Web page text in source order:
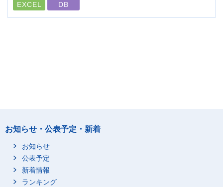
EXCEL DB
お知らせ・公表予定・新着
お知らせ
公表予定
新着情報
ランキング